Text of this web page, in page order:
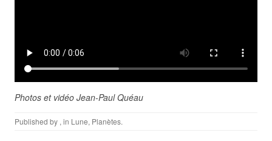
Photos et vidéo Jean-Paul Quéau
Published by , in Lune, Planètes.